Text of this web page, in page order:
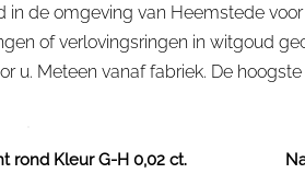
in de omgeving van Heemstede
of verlovingsringen in witgoud
u. Meteen vanaf fabriek. De
rond Kleur G-H 0,02 ct.